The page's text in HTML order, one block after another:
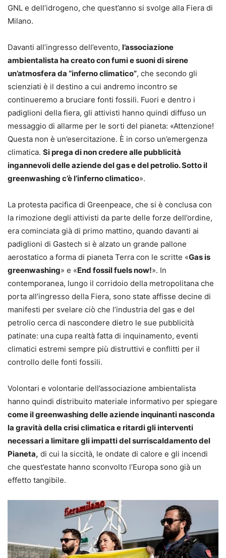
GNL e dell’idrogeno, che quest’anno si svolge alla Fiera di
Milano.
Davanti all’ingresso dell’evento, l’associazione
ambientalista ha creato con fumi e suoni di sirene
un’atmosfera da “inferno climatico”, che secondo gli
scienziati è il destino a cui andremo incontro se
continueremo a bruciare fonti fossili. Fuori e dentro i
padiglioni della fiera, gli attivisti hanno quindi diffuso un
messaggio di allarme per le sorti del pianeta: «Attenzione!
Questa non è un’esercitazione. È in corso un’emergenza
climatica. Si prega di non credere alle pubblicità
ingannevoli delle aziende del gas e del petrolio. Sotto il
greenwashing c’è l’inferno climatico».
La protesta pacifica di Greenpeace, che si è conclusa con
la rimozione degli attivisti da parte delle forze dell’ordine,
era cominciata già di primo mattino, quando davanti ai
padiglioni di Gastech si è alzato un grande pallone
aerostatico a forma di pianeta Terra con le scritte «Gas is
greenwashing» e «End fossil fuels now!». In
contemporanea, lungo il corridoio della metropolitana che
porta all’ingresso della Fiera, sono state affisse decine di
manifesti per svelare ciò che l’industria del gas e del
petrolio cerca di nascondere dietro le sue pubblicità
patinate: una cupa realtà fatta di inquinamento, eventi
climatici estremi sempre più distruttivi e conflitti per il
controllo delle fonti fossili.
Volontari e volontarie dell’associazione ambientalista
hanno quindi distribuito materiale informativo per spiegare
come il greenwashing delle aziende inquinanti nasconda
la gravità della crisi climatica e ritardi gli interventi
necessari a limitare gli impatti del surriscaldamento del
Pianeta, di cui la siccità, le ondate di calore e gli incendi
che quest’estate hanno sconvolto l’Europa sono già un
effetto tangibile.